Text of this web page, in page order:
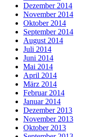
Dezember 2014
November 2014
Oktober 2014
September 2014
August 2014
Juli 2014
Juni 2014
Mai 2014
April 2014
März 2014
Februar 2014
Januar 2014
Dezember 2013
November 2013
Oktober 2013